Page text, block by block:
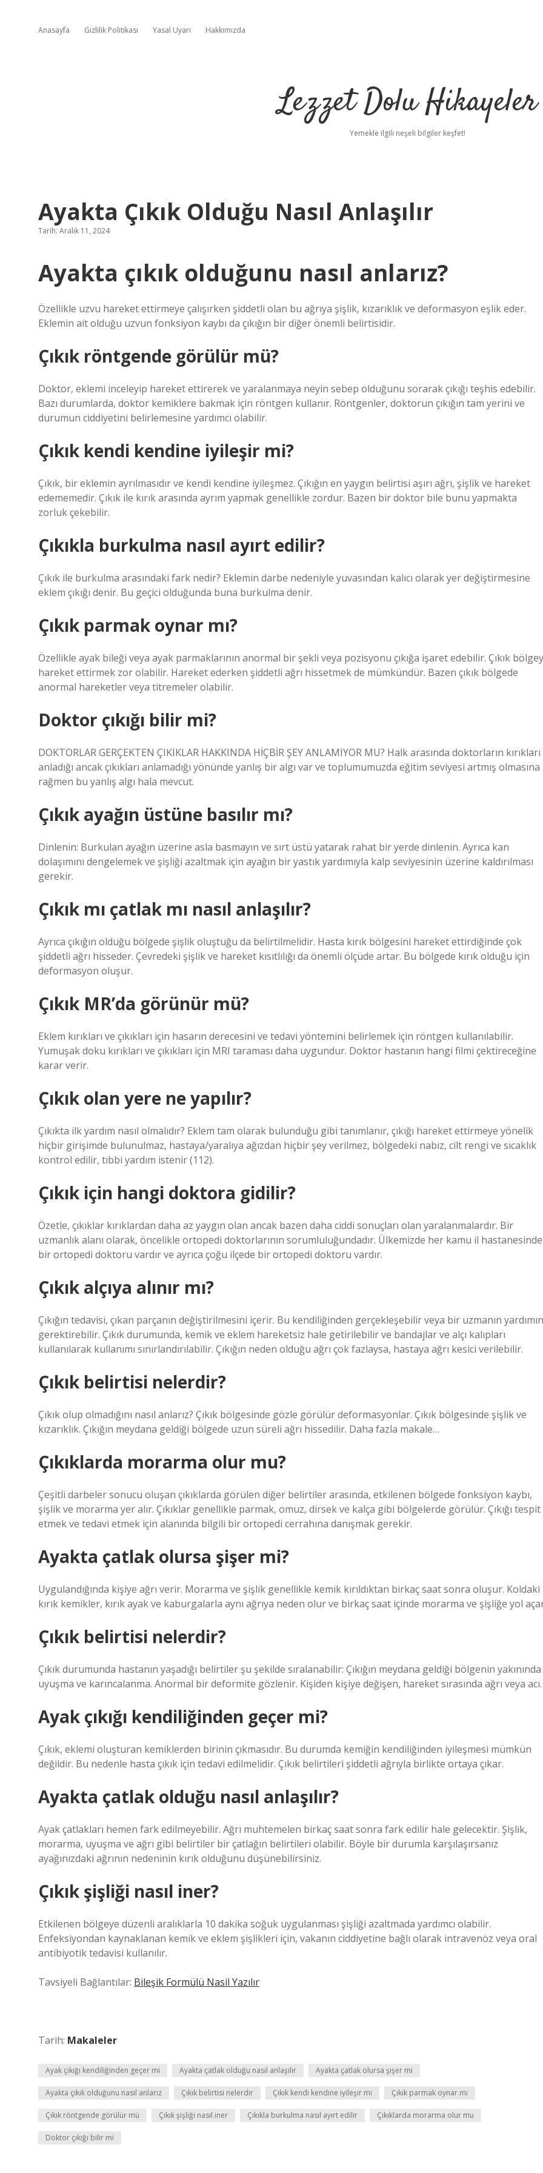
Anasayfa Gizlilik Politikası Yasal Uyarı Hakkımızda
Lezzet Dolu Hikayeler
Yemekle ilgili neşeli bilgiler keşfet!
Ayakta Çıkık Olduğu Nasıl Anlaşılır
Tarih: Aralık 11, 2024
Ayakta çıkık olduğunu nasıl anlarız?
Özellikle uzvu hareket ettirmeye çalışırken şiddetli olan bu ağrıya şişlik, kızarıklık ve deformasyon eşlik eder.
Eklemin ait olduğu uzvun fonksiyon kaybı da çıkığın bir diğer önemli belirtisidir.
Çıkık röntgende görülür mü?
Doktor, eklemi inceleyip hareket ettirerek ve yaralanmaya neyin sebep olduğunu sorarak çıkığı teşhis edebilir.
Bazı durumlarda, doktor kemiklere bakmak için röntgen kullanır. Röntgenler, doktorun çıkığın tam yerini ve
durumun ciddiyetini belirlemesine yardımcı olabilir.
Çıkık kendi kendine iyileşir mi?
Çıkık, bir eklemin ayrılmasıdır ve kendi kendine iyileşmez. Çıkığın en yaygın belirtisi aşırı ağrı, şişlik ve hareket
edememedir. Çıkık ile kırık arasında ayrım yapmak genellikle zordur. Bazen bir doktor bile bunu yapmakta
zorluk çekebilir.
Çıkıkla burkulma nasıl ayırt edilir?
Çıkık ile burkulma arasındaki fark nedir? Eklemin darbe nedeniyle yuvasından kalıcı olarak yer değiştirmesine
eklem çıkığı denir. Bu geçici olduğunda buna burkulma denir.
Çıkık parmak oynar mı?
Özellikle ayak bileği veya ayak parmaklarının anormal bir şekli veya pozisyonu çıkığa işaret edebilir. Çıkık
hareket ettirmek zor olabilir. Hareket ederken şiddetli ağrı hissetmek de mümkündür. Bazen çıkık bölgede
anormal hareketler veya titremeler olabilir.
Doktor çıkığı bilir mi?
DOKTORLAR GERÇEKTEN ÇIKIKLAR HAKKINDA HİÇBİR ŞEY ANLAMIYOR MU? Halk arasında doktorların kırıkları
anladığı ancak çıkıkları anlamadığı yönünde yanlış bir algı var ve toplumumuzda eğitim seviyesi artmış olmasına
rağmen bu yanlış algı hala mevcut.
Çıkık ayağın üstüne basılır mı?
Dinlenin: Burkulan ayağın üzerine asla basmayın ve sırt üstü yatarak rahat bir yerde dinlenin. Ayrıca kan
dolaşımını dengelemek ve şişliği azaltmak için ayağın bir yastık yardımıyla kalp seviyesinin üzerine kaldırılması
gerekir.
Çıkık mı çatlak mı nasıl anlaşılır?
Ayrıca çıkığın olduğu bölgede şişlik oluştuğu da belirtilmelidir. Hasta kırık bölgesini hareket ettirdiğinde çok
şiddetli ağrı hisseder. Çevredeki şişlik ve hareket kısıtlılığı da önemli ölçüde artar. Bu bölgede kırık olduğu için
deformasyon oluşur.
Çıkık MR’da görünür mü?
Eklem kırıkları ve çıkıkları için hasarın derecesini ve tedavi yöntemini belirlemek için röntgen kullanılabilir.
Yumuşak doku kırıkları ve çıkıkları için MRI taraması daha uygundur. Doktor hastanın hangi filmi çektireceğine
karar verir.
Çıkık olan yere ne yapılır?
Çıkıkta ilk yardım nasıl olmalıdır? Eklem tam olarak bulunduğu gibi tanımlanır, çıkığı hareket ettirmeye yönelik
hiçbir girişimde bulunulmaz, hastaya/yaralıya ağızdan hiçbir şey verilmez, bölgedeki nabız, cilt rengi ve sıcaklık
kontrol edilir, tıbbi yardım istenir (112).
Çıkık için hangi doktora gidilir?
Özetle, çıkıklar kırıklardan daha az yaygın olan ancak bazen daha ciddi sonuçları olan yaralanmalardır. Bir
uzmanlık alanı olarak, öncelikle ortopedi doktorlarının sorumluluğundadır. Ülkemizde her kamu il hastanesinde
bir ortopedi doktoru vardır ve ayrıca çoğu ilçede bir ortopedi doktoru vardır.
Çıkık alçıya alınır mı?
Çıkığın tedavisi, çıkan parçanın değiştirilmesini içerir. Bu kendiliğinden gerçekleşebilir veya bir uzmanın
gerektirebilir. Çıkık durumunda, kemik ve eklem hareketsiz hale getirilebilir ve bandajlar ve alçı kalıpları
kullanılarak kullanımı sınırlandırılabilir. Çıkığın neden olduğu ağrı çok fazlaysa, hastaya ağrı kesici verilebilir.
Çıkık belirtisi nelerdir?
Çıkık olup olmadığını nasıl anlarız? Çıkık bölgesinde gözle görülür deformasyonlar. Çıkık bölgesinde şişlik ve
kızarıklık. Çıkığın meydana geldiği bölgede uzun süreli ağrı hissedilir. Daha fazla makale…
Çıkıklarda morarma olur mu?
Çeşitli darbeler sonucu oluşan çıkıklarda görülen diğer belirtiler arasında, etkilenen bölgede fonksiyon kaybı,
şişlik ve morarma yer alır. Çıkıklar genellikle parmak, omuz, dirsek ve kalça gibi bölgelerde görülür. Çıkığı tespit
etmek ve tedavi etmek için alanında bilgili bir ortopedi cerrahına danışmak gerekir.
Ayakta çatlak olursa şişer mi?
Uygulandığında kişiye ağrı verir. Morarma ve şişlik genellikle kemik kırıldıktan birkaç saat sonra oluşur. Koldaki
kırık kemikler, kırık ayak ve kaburgalarla aynı ağrıya neden olur ve birkaç saat içinde morarma ve şişliğe yol
Çıkık belirtisi nelerdir?
Çıkık durumunda hastanın yaşadığı belirtiler şu şekilde sıralanabilir: Çıkığın meydana geldiği bölgenin yakınında
uyuşma ve karıncalanma. Anormal bir deformite gözlenir. Kişiden kişiye değişen, hareket sırasında ağrı veya acı.
Ayak çıkığı kendiliğinden geçer mi?
Çıkık, eklemi oluşturan kemiklerden birinin çıkmasıdır. Bu durumda kemiğin kendiliğinden iyileşmesi mümkün
değildir. Bu nedenle hasta çıkık için tedavi edilmelidir. Çıkık belirtileri şiddetli ağrıyla birlikte ortaya çıkar.
Ayakta çatlak olduğu nasıl anlaşılır?
Ayak çatlakları hemen fark edilmeyebilir. Ağrı muhtemelen birkaç saat sonra fark edilir hale gelecektir. Şişlik,
morarma, uyuşma ve ağrı gibi belirtiler bir çatlağın belirtileri olabilir. Böyle bir durumla karşılaşırsanız
ayağınızdaki ağrının nedeninin kırık olduğunu düşünebilirsiniz.
Çıkık şişliği nasıl iner?
Etkilenen bölgeye düzenli aralıklarla 10 dakika soğuk uygulanması şişliği azaltmada yardımcı olabilir.
Enfeksiyondan kaynaklanan kemik ve eklem şişlikleri için, vakanın ciddiyetine bağlı olarak intravenöz veya oral
antibiyotik tedavisi kullanılır.
Tavsiyeli Bağlantılar: Bileşik Formülü Nasil Yazılır
Tarih: Makaleler
Ayak çıkığı kendiliğinden geçer mi Ayakta çatlak olduğu nasıl anlaşılır Ayakta çatlak olursa şişer mi
Ayakta çıkık olduğunu nasıl anlarız Çıkık belirtisi nelerdir Çıkık kendi kendine iyileşir mi Çıkık parmak oynar mı
Çıkık röntgende görülür mü Çıkık şişliği nasıl iner Çıkıkla burkulma nasıl ayırt edilir Çıkıklarda morarma olur mu
Doktor çıkığı bilir mi